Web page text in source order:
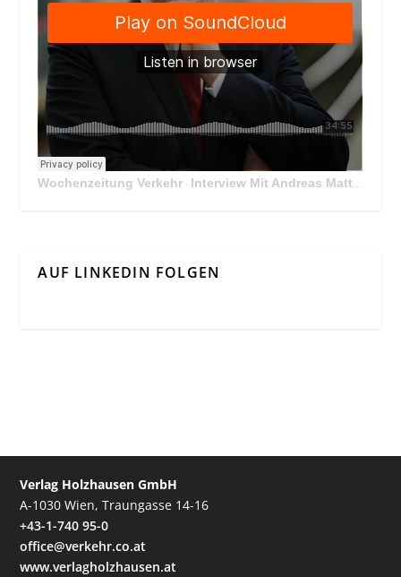
Wochenzeitung Verkehr · Interview Mit Andreas Matthä, CEO der ÖBB Holding
AUF LINKEDIN FOLGEN
Verlag Holzhausen GmbH
A-1030 Wien, Traungasse 14-16
+43-1-740 95-0
office@verkehr.co.at
www.verlagholzhausen.at